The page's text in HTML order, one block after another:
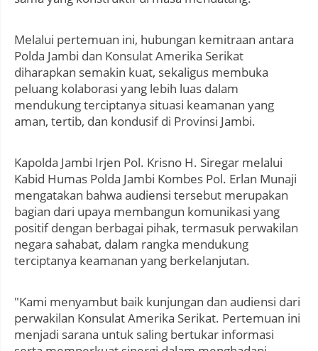
Melalui pertemuan ini, hubungan kemitraan antara
Polda Jambi dan Konsulat Amerika Serikat
diharapkan semakin kuat, sekaligus membuka
peluang kolaborasi yang lebih luas dalam
mendukung terciptanya situasi keamanan yang
aman, tertib, dan kondusif di Provinsi Jambi.
Kapolda Jambi Irjen Pol. Krisno H. Siregar melalui
Kabid Humas Polda Jambi Kombes Pol. Erlan Munaji
mengatakan bahwa audiensi tersebut merupakan
bagian dari upaya membangun komunikasi yang
positif dengan berbagai pihak, termasuk perwakilan
negara sahabat, dalam rangka mendukung
terciptanya keamanan yang berkelanjutan.
"Kami menyambut baik kunjungan dan audiensi dari
perwakilan Konsulat Amerika Serikat. Pertemuan ini
menjadi sarana untuk saling bertukar informasi